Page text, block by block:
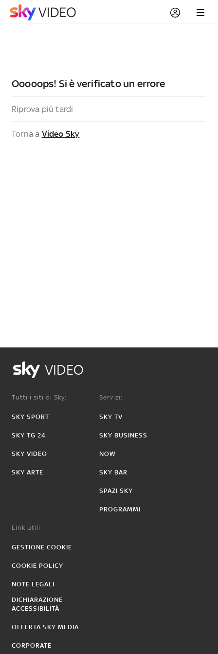
Ooooops! Si è verificato un errore
Riprova più tardi
Torna a Video Sky
VIDEO
Tutti i siti di Sky:
SKY SPORT
SKY TG 24
SKY VIDEO
SKY ARTE
Servizi:
SKY TV
SKY BUSINESS
NOW
SKY BAR
SPAZI SKY
PROGRAMMI
Link utili:
GESTIONE COOKIE
COOKIE POLICY
NOTE LEGALI
DICHIARAZIONE
ACCESSIBILITÀ
OFFERTA SKY MEDIA
CORPORATE